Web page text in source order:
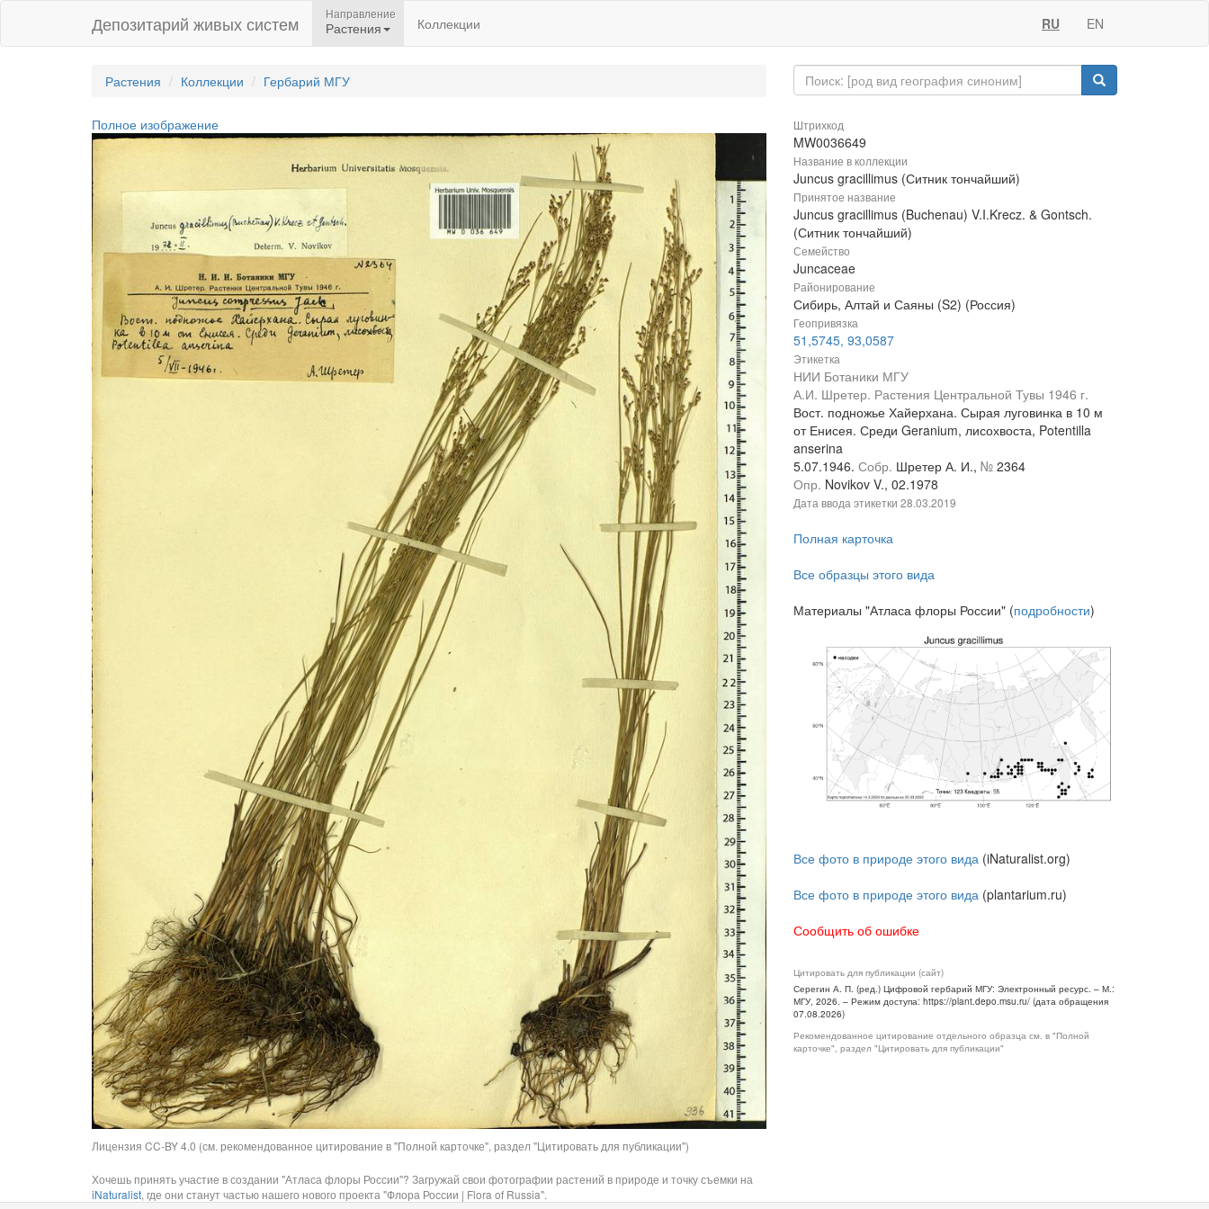
Депозитарий живых систем Направление
Растения Коллекции RU EN
Растения Коллекции Гербарий МГУ
Полное изображение
Лицензия CC-BY 4.0 (см. рекомендованное цитирование в "Полной карточке", раздел "Цитировать для публикации")
Хочешь принять участие в создании "Атласа флоры России"? Загружай свои фотографии растений в природе и точку съемки на
iNaturalist, где они станут частью нашего нового проекта "Флора России | Flora of Russia".
Штрихкод
MW0036649
Название в коллекции
Juncus gracillimus (Ситник тончайший)
Принятое название
Juncus gracillimus (Buchenau) V.I.Krecz. & Gontsch.
(Ситник тончайший)
Семейство
Juncaceae
Районирование
Сибирь, Алтай и Саяны (S2) (Россия)
Геопривязка
51,5745, 93,0587
Этикетка
НИИ Ботаники МГУ
А.И. Шретер. Растения Центральной Тувы 1946 г.
Вост. подножье Хайерхана. Сырая луговинка в 10 м
от Енисея. Среди Geranium, лисохвоста, Potentilla
anserina
5.07.1946. Собр. Шретер А. И., № 2364
Опр. Novikov V., 02.1978
Дата ввода этикетки 28.03.2019
Полная карточка
Все образцы этого вида
Материалы "Атласа флоры России" (подробности)
Все фото в природе этого вида (iNaturalist.org)
Все фото в природе этого вида (plantarium.ru)
Сообщить об ошибке
Цитировать для публикации (сайт)
Серегин А. П. (ред.) Цифровой гербарий МГУ: Электронный ресурс. – М.:
МГУ, 2026. – Режим доступа: https://plant.depo.msu.ru/ (дата обращения
07.08.2026)
Рекомендованное цитирование отдельного образца см. в "Полной
карточке", раздел "Цитировать для публикации"